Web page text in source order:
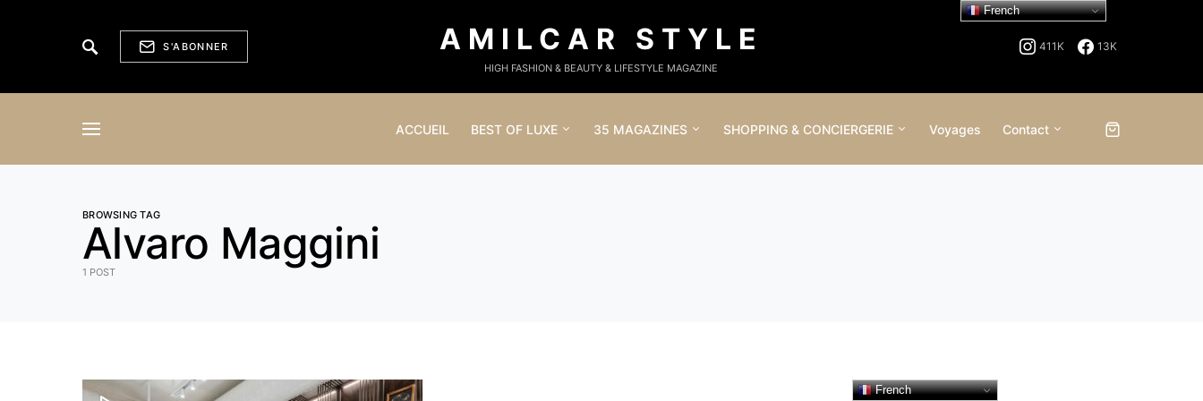
S'ABONNER AMILCAR STYLE
HIGH FASHION & BEAUTY & LIFESTYLE MAGAZINE
411K 13K
ACCUEIL BEST OF LUXE 35 MAGAZINES SHOPPING & CONCIERGERIE Voyages Contact
BROWSING TAG
Alvaro Maggini
1 POST
French
French